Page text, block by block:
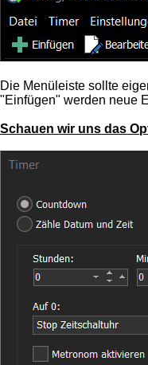
Die Menüleiste sollte
"Einfügen" werden neue
Schauen wir uns das